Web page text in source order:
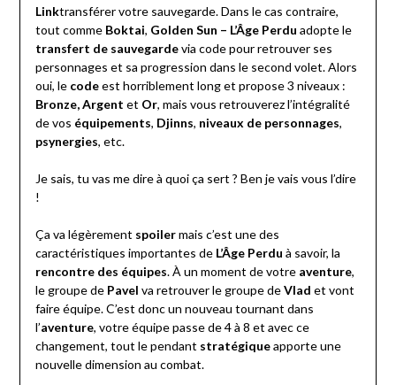
Linktransférer votre sauvegarde. Dans le cas contraire,
tout comme Boktai, Golden Sun – L’Âge Perdu adopte le
transfert de sauvegardevia code pour retrouver ses
personnages et sa progression dans le second volet. Alors
oui, le codeest horriblement long et propose 3 niveaux :
Bronze, Argent et Or, mais vous retrouverez l’intégralité
de vos équipements, Djinns, niveaux de personnages,
psynergies, etc.
Je sais, tu vas me dire à quoi ça sert ? Ben je vais vous l’dire
!
Ça va légèrement spoilermais c’est une des
caractéristiques importantes de L’Âge Perdu à savoir, la
rencontre des équipes. À un moment de votre aventure,
le groupe de Pavel va retrouver le groupe deVlad et vont
faire équipe. C’est donc un nouveau tournant dans
l’aventure, votre équipe passe de 4 à 8 et avec ce
changement, tout le pendant stratégiqueapporte une
nouvelle dimension au combat.